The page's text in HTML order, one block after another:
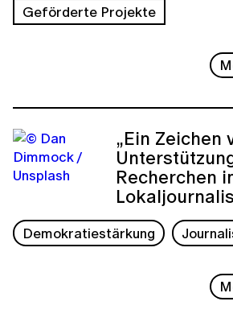
Geförderte Projekte
„Ein Zeichen
Recherchen
Demokratiestärkung